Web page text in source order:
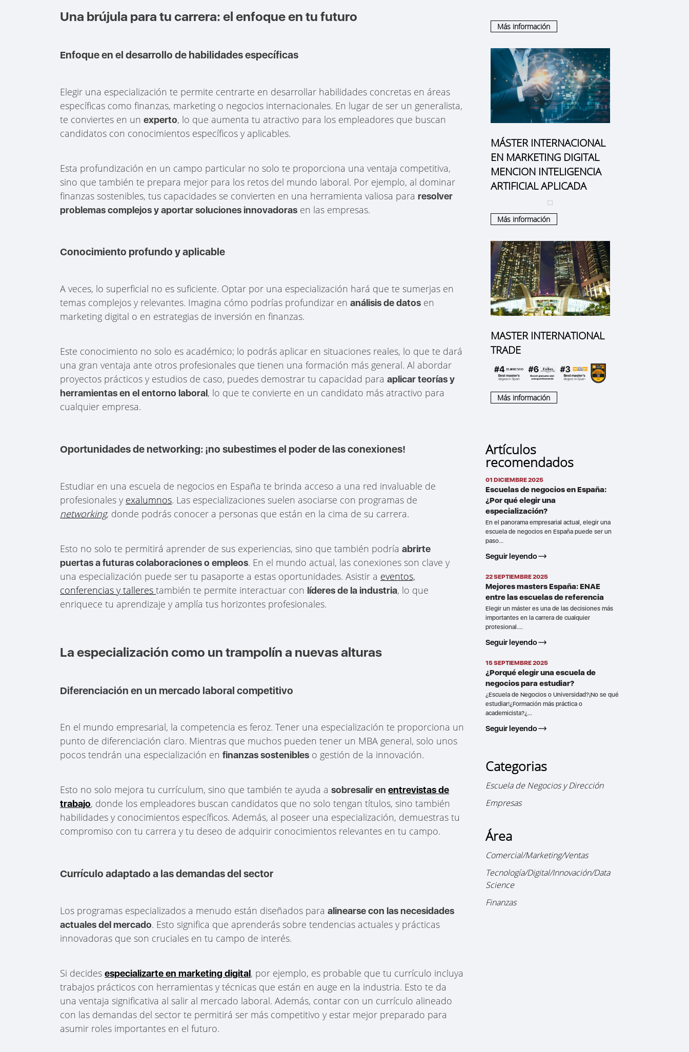
Una brújula para tu carrera: el enfoque en tu futuro
Enfoque en el desarrollo de habilidades específicas
Elegir una especialización te permite centrarte en desarrollar habilidades concretas en áreas
específicas como finanzas, marketing o negocios internacionales. En lugar de ser un generalista,
te conviertes en unexperto, lo que aumenta tu atractivo para los empleadores que buscan
candidatos con conocimientos específicos y aplicables.
Esta profundización en un campo particular no solo te proporciona una ventaja competitiva,
sino que también te prepara mejor para los retos del mundo laboral. Por ejemplo, al dominar
finanzas sostenibles, tus capacidades se convierten en una herramienta valiosa pararesolver
problemas complejos y aportar soluciones innovadoras en las empresas.
Conocimiento profundo y aplicable
A veces, lo superficial no es suficiente. Optar por una especialización hará que te sumerjas en
temas complejos y relevantes. Imagina cómo podrías profundizar enanálisis de datos en
marketing digital o en estrategias de inversión en finanzas.
Este conocimiento no solo es académico; lo podrás aplicar en situaciones reales, lo que te dará
una gran ventaja ante otros profesionales que tienen una formación más general. Al abordar
proyectos prácticos y estudios de caso, puedes demostrar tu capacidad paraaplicar teorías y
herramientas en el entorno laboral, lo que te convierte en un candidato más atractivo para
cualquier empresa.
Oportunidades de networking: ¡no subestimes el poder de las conexiones!
Estudiar en una escuela de negocios en España te brinda acceso a una red invaluable de
profesionales y exalumnos. Las especializaciones suelen asociarse con programas de
networking, donde podrás conocer a personas que están en la cima de su carrera.
Esto no solo te permitirá aprender de sus experiencias, sino que también podríaabrirte
puertas a futuras colaboraciones o empleos. En el mundo actual, las conexiones son clave y
una especialización puede ser tu pasaporte a estas oportunidades. Asistir a eventos,
conferencias y tallerestambién te permite interactuar con líderes de la industria, lo que
enriquece tu aprendizaje y amplía tus horizontes profesionales.
La especialización como un trampolín a nuevas alturas
Diferenciación en un mercado laboral competitivo
En el mundo empresarial, la competencia es feroz. Tener una especialización te proporciona un
punto de diferenciación claro. Mientras que muchos pueden tener un MBA general, solo unos
pocos tendrán una especialización enfinanzas sostenibles o gestión de la innovación.
Esto no solo mejora tu currículum, sino que también te ayuda asobresalir enentrevistas de
trabajo, donde los empleadores buscan candidatos que no solo tengan títulos, sino también
habilidades y conocimientos específicos. Además, al poseer una especialización, demuestras tu
compromiso con tu carrera y tu deseo de adquirir conocimientos relevantes en tu campo.
Currículo adaptado a las demandas del sector
Los programas especializados a menudo están diseñados paraalinearse con las necesidades
actuales del mercado. Esto significa que aprenderás sobre tendencias actuales y prácticas
innovadoras que son cruciales en tu campo de interés.
Si decidesespecializarte en marketing digital, por ejemplo, es probable que tu currículo incluya
trabajos prácticos con herramientas y técnicas que están en auge en la industria. Esto te da
una ventaja significativa al salir al mercado laboral. Además, contar con un currículo alineado
con las demandas del sector te permitirá ser más competitivo y estar mejor preparado para
asumir roles importantes en el futuro.
Más información
MÁSTER INTERNACIONAL
EN MARKETING DIGITAL
MENCION INTELIGENCIA
ARTIFICIAL APLICADA
Más información
MASTER INTERNATIONAL
TRADE
Más información
Artículos
recomendados
01 DICIEMBRE 2025
Escuelas de negocios en España:
¿Por qué elegir una
especialización?
En el panorama empresarial actual, elegir una
escuela de negocios en España puede ser un
paso...
Seguir leyendo
22 SEPTIEMBRE 2025
Mejores masters España: ENAE
entre las escuelas de referencia
Elegir un máster es una de las decisiones más
importantes en la carrera de cualquier
profesional....
Seguir leyendo
15 SEPTIEMBRE 2025
¿Porqué elegir una escuela de
negocios para estudiar?
¿Escuela de Negocios o Universidad?¡No se qué
estudiar!¿Formación más práctica o
academicista?¿...
Seguir leyendo
Categorias
Escuela de Negocios y Dirección
Empresas
Área
Comercial/Marketing/Ventas
Tecnología/Digital/Innovación/Data
Science
Finanzas